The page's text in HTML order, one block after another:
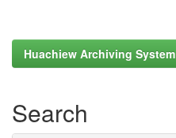
Huachiew Archiving System
Search